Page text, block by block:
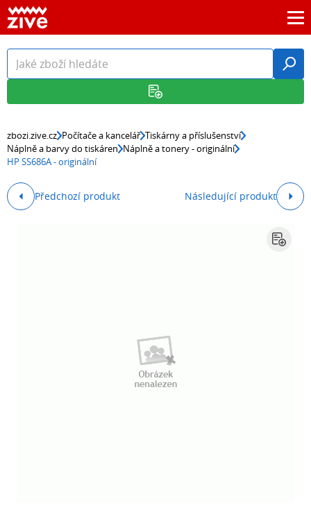
zbozi.zive.cz Počítače a kancelář Tiskárny a příslušenství
Náplně a barvy do tiskáren Náplně a tonery - originální
HP SS686A - originální
Předchozí produkt Následující produkt